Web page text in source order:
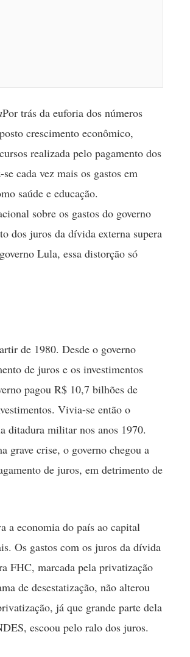
Por trás da euforia dos números
crescimento econômico,
realizada pelo pagamento dos
cada vez mais os gastos em
saúde e educação.
sobre os gastos do governo
dos juros da dívida externa supera
Lula, essa distorção só
de 1980. Desde o governo
de juros e os investimentos
pagou R$ 10,7 bilhões de
Vivia-se então o
ditadura militar nos anos 1970.
grave crise, o governo chegou a
de juros, em detrimento de
a economia do país ao capital
Os gastos com os juros da dívida
FHC, marcada pela privatização
de desestatização, não alterou
já que grande parte dela
escoou pelo ralo dos juros.